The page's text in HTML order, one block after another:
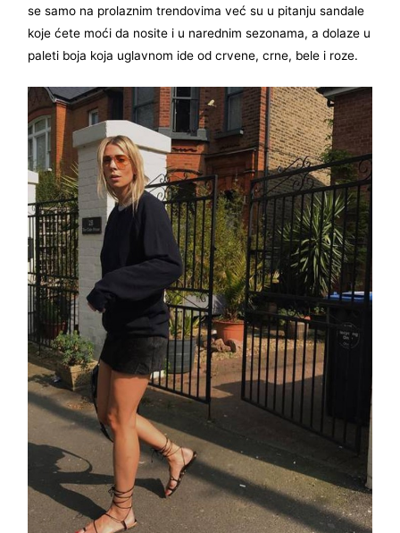
se samo na prolaznim trendovima već su u pitanju sandale
koje ćete moći da nosite i u narednim sezonama, a dolaze u
paleti boja koja uglavnom ide od crvene, crne, bele i roze.